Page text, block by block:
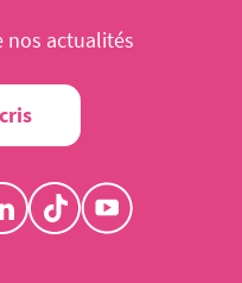
nos actualités